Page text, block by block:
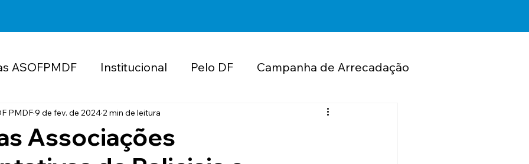
ASOFPMDF Institucional Pelo DF Campanha de Arrecadação
de Vantagens Educação
Associações
PMDF9 de fev. de 2024 2 min de leitura